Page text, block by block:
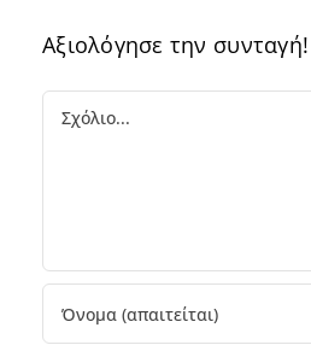
Αξιολόγησε την συνταγή!
Comment